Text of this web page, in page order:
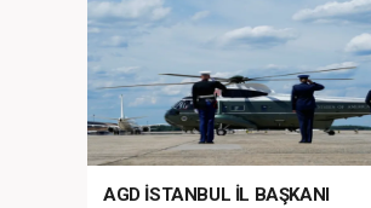
AGD İSTANBUL İL BAŞKANI